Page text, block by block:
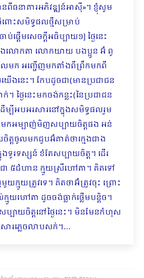
ធនាគារអភិវឌ្ឍន៍អាស៊ី»។ ខ្ញុំសូម
ោះសមិទ្ធផលថ្មីសម្រាប់
ប់ផ្ដើមសេចក្ដីអធិប្បាយ១] ថ្ងៃនេះ
លោកតា លោកយាយ បងប្អូន អ៊ំ ពូ
មក អញ្ជើញមកតាំងពីព្រឹកមកពី
យើងនេះ។ កែបដូចជា(មានប្រជាជន
ថ្ងៃនេះមកចង់កន្លះ(នៃប្រជាជន
ើម្បីអបអរសារនៅក្នុងសមិទ្ធផលរួម
អម្បាញ់មិញសប្បាយចិត្តផង អន់
ត្តចូលមកជួបអ៊ំគាត់ថាក្មេងជាង
ងទូរទស្សន៍ ខំតែសប្បាយចិត្ត។ ដើរ
៥ជំហាន ក្មួយស្រីហៅតា។ គិតទៅ
យក្មួយត្រូវទេ។ គិតថាអ៊ំត្រូវចុះ ព្រោះ
មួយហៅតា ដូចចង់ធ្លាក់ថ្លើមបន្តិច។
ាយចិត្តនៅថ្ងៃនេះ។ មិនមែនកំហុស
ារភ្លេច​​លាបសក់។…